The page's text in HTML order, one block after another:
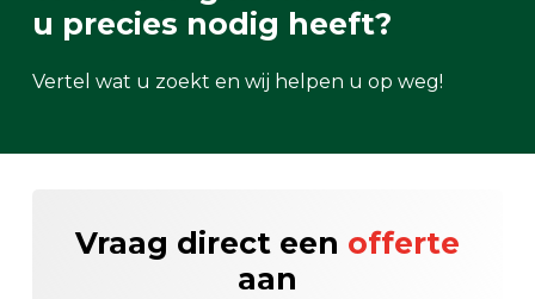
u precies nodig heeft?
Vertel wat u zoekt en wij helpen u op weg!
Vraag direct een offerte
aan